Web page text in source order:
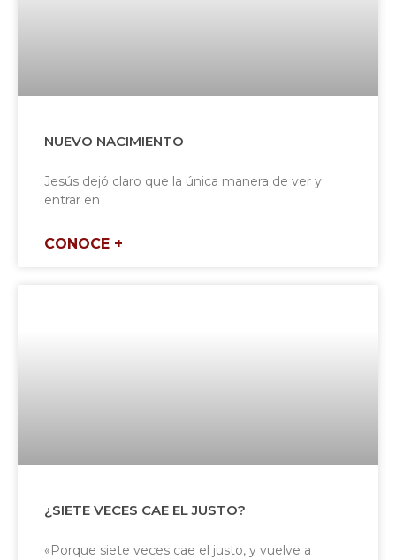
NUEVO NACIMIENTO
Jesús dejó claro que la única manera de ver y
entrar en
CONOCE +
¿SIETE VECES CAE EL JUSTO?
«Porque siete veces cae el justo, y vuelve a